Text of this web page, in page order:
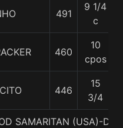
491
9 1/4
c
460
10
cpos
446
15
3/4
SAMARITAN (USA)-